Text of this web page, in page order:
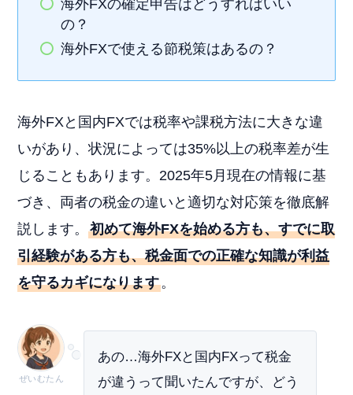
海外FXの確定申告はどうすればいい
の？
海外FXで使える節税策はあるの？
海外FXと国内FXでは税率や課税方法に大きな違
いがあり、状況によっては35%以上の税率差が生
じることもあります。2025年5月現在の情報に基
づき、両者の税金の違いと適切な対応策を徹底解
説します。初めて海外FXを始める方も、すでに取
引経験がある方も、税金面での正確な知識が利益
を守るカギになります。
ぜいむたん
あの…海外FXと国内FXって税金
が違うって聞いたんですが、どう